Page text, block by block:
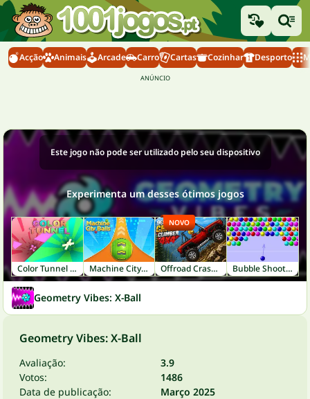
Acção Animais Arcade Carro Cartas Cozinhar Desporto
Este jogo não pode ser utilizado pelo seu dispositivo
Experimenta um desses ótimos jogos
Color Tunnel FM Machine City Balls Offroad Crash Climber 4X4
NOVO
Bubble Shooter
Geometry Vibes: X-Ball
Geometry Vibes: X-Ball
Avaliação:
3.9
Votos:
1486
Data de publicação:
Março 2025